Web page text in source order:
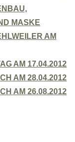
MASKE
AM
AM 17.04.2012
AM 28.04.2012
AM 26.08.2012